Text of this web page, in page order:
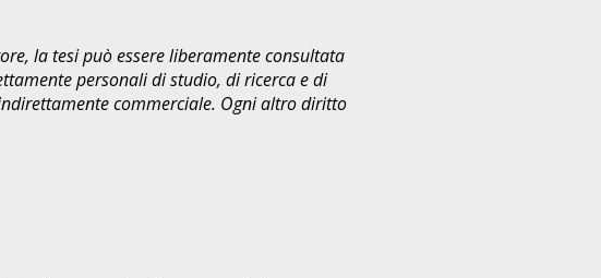
la tesi può essere liberamente consultata
personali di studio, di ricerca e di
commerciale. Ogni altro diritto